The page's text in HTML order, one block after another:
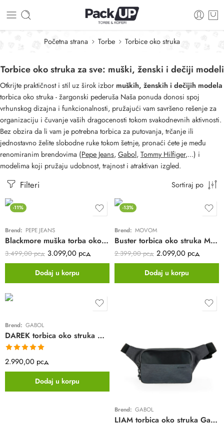
Početna strana Torbe Torbice oko struka
Torbice oko struka za sve: muški, ženski i dečiji modeli
Otkrijte praktičnost i stil uz širok izbor muških, ženskih i dečijih modela
torbica oko struka - žargonski pederuša Naša ponuda donosi spoj
vrhunskog dizajna i funkcionalnosti, pružajući vam savršeno rešenje za
organizaciju i čuvanje vaših dragocenosti tokom svakodnevnih aktivnosti.
Bez obzira da li vam je potrebna torbica za putovanja, trčanje ili
jednostavno želite slobodne ruke tokom šetnje, pronaći ćete je među
renomiranim brendovima (Pepe Jeans, Gabol, Tommy Hilfiger,...) i
modelima koji pružaju udobnost, trajnost i atraktivan izgled.
Filteri Sortiraj po
-11%
Brend: PEPE JEANS
Blackmore muška torba oko struka Pepe Jeans | crna
3.499,00рсд 3.099,00 рсд
Dodaj u korpu
-13%
Brend: MOVOM
Buster torbica oko struka Movom | siva
2.399,00рсд 2.099,00 рсд
Dodaj u korpu
Brend: GABOL
DAREK torbica oko struka Gabol | 29x13x5cm | crna
Ocenjeno sa
od 5
2.990,00 рсд
Dodaj u korpu
Brend: GABOL
LIAM torbica oko struka Gabol | 31x13x4cm | siva